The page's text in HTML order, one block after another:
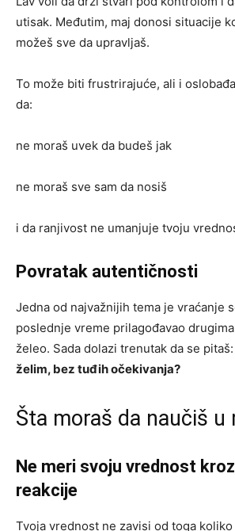
utisak. Međutim, maj donosi situacije
možeš sve da upravljaš.
To može biti frustrirajuće, ali i
da:
ne moraš uvek da budeš jak
ne moraš sve sam da nosiš
i da ranjivost ne umanjuje tvoju
Povratak autentičnosti
Jedna od najvažnijih tema je vraćanje
poslednje vreme prilagođavao
želeo. Sada dolazi trenutak da se pitaš:
želim, bez tuđih očekivanja?
Šta moraš da naučiš u
Ne meri svoju vrednost
reakcije
Tvoja vrednost ne zavisi od toga